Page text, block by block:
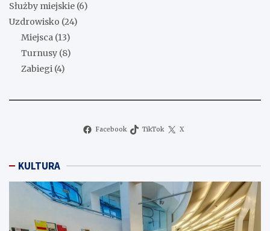
Służby miejskie (6)
Uzdrowisko (24)
Miejsca (13)
Turnusy (8)
Zabiegi (4)
Facebook TikTok X
KULTURA